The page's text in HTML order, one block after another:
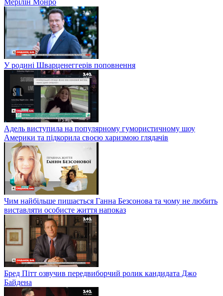
У родині Шварценеггерів поповнення
Адель виступила на популярному гумористичному шоу
Америки та підкорила своєю харизмою глядачів
Чим найбільше пишається Ганна Безсонова та чому не любить
виставляти особисте життя напоказ
Бред Пітт озвучив передвиборчий ролик кандидата Джо
Байдена